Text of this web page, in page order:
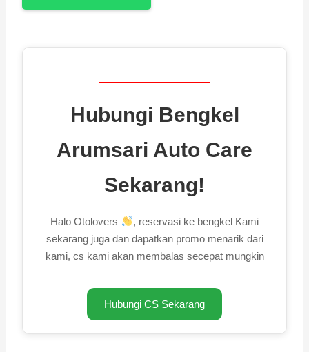
Hubungi Bengkel
Arumsari Auto Care
Sekarang!
Halo Otolovers
, reservasi ke bengkel Kami
sekarang juga dan dapatkan promo menarik dari
kami, cs kami akan membalas secepat mungkin
Hubungi CS Sekarang